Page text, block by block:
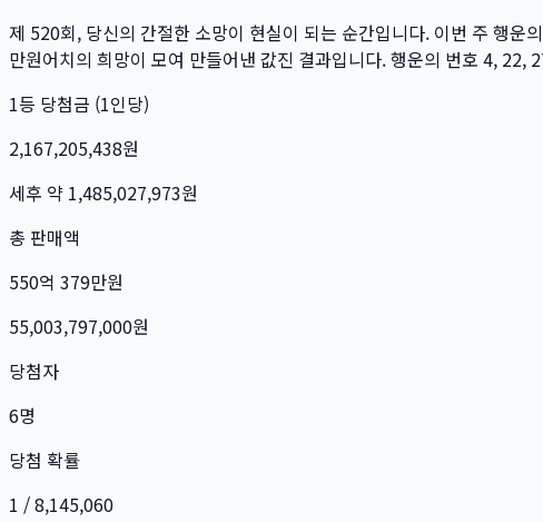
제 520회, 당신의 간절한 소망이 현실이 되는 순간입니다. 이번 주 행운
만원어치의 희망이 모여 만들어낸 값진 결과입니다. 행운의 번호 4, 22,
1등 당첨금 (1인당)
2,167,205,438원
세후 약 1,485,027,973원
총 판매액
550억 379만원
55,003,797,000원
당첨자
6명
당첨 확률
1 / 8,145,060